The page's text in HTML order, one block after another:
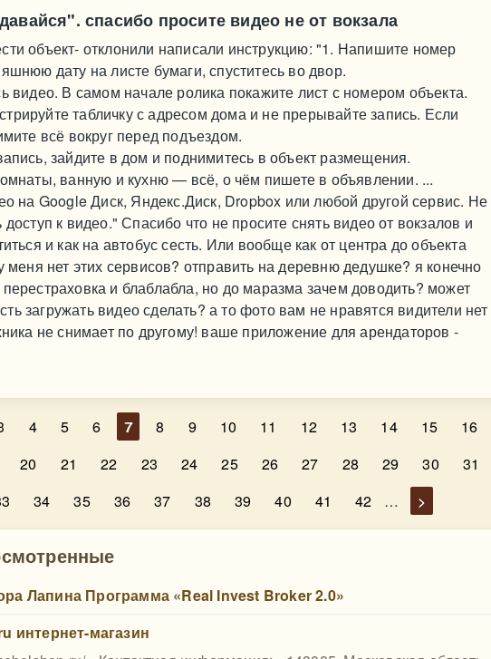
спасибо просите видео не от вокзала
объект- отклонили написали инструкцию: "1. Напишите номер
дату на листе бумаги, спуститесь во двор.
видео. В самом начале ролика покажите лист с номером объекта.
табличку с адресом дома и не прерывайте запись. Если
всё вокруг перед подъездом.
зайдите в дом и поднимитесь в объект размещения.
ванную и кухню — всё, о чём пишете в объявлении. ...
на Google Диск, Яндекс.Диск, Dropbox или любой другой сервис. Не
доступ к видео." Спасибо что не просите снять видео от вокзалов и
и как на автобус сесть. Или вообще как от центра до объекта
меня нет этих сервисов? отправить на деревню дедушке? я конечно
и блаблабла, но до маразма зачем доводить? может
загружать видео сделать? а то фото вам не нравятся видители нет
не снимает по другому! ваше приложение для арендаторов -
4 5 6 7 8 9 10 11 12 13 14 15
16
20 21 22 23 24 25 26 27 28 29 30
31
34 35 36 37 38 39 40 41 42 … >
Лапина Программа «Real Invest Broker 2.0»
интернет-магазин